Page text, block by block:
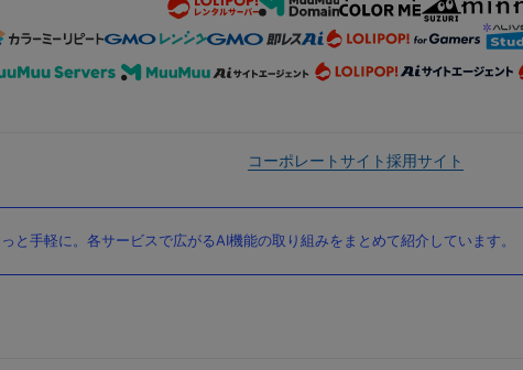
コーポレートサイト採用サイト
と手軽に。各サービスで広がるAI機能の取り組みをまとめて紹介しています。